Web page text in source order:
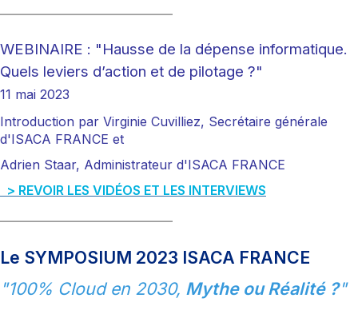
WEBINAIRE : "Hausse de la dépense informatique.
Quels leviers d’action et de pilotage ?"
11 mai 2023
Introduction par Virginie Cuvilliez, Secrétaire générale
d'ISACA FRANCE et
Adrien Staar, Administrateur d'ISACA FRANCE
> REVOIR LES VIDÉOS ET LES INTERVIEWS
Le SYMPOSIUM 2023 ISACA FRANCE
"100% Cloud en 2030, Mythe ou Réalité ?"